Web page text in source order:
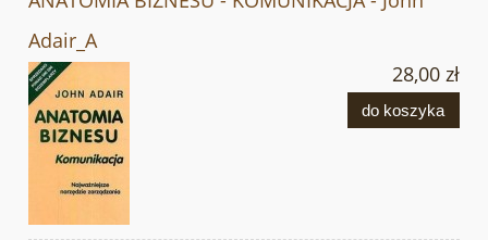
Adair_A
28,00 zł
do koszyka